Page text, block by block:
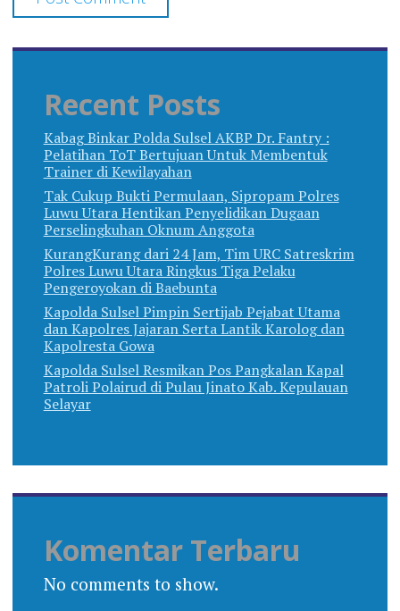
Recent Posts
Kabag Binkar Polda Sulsel AKBP Dr. Fantry :
Pelatihan ToT Bertujuan Untuk Membentuk
Trainer di Kewilayahan
Tak Cukup Bukti Permulaan, Sipropam Polres
Luwu Utara Hentikan Penyelidikan Dugaan
Perselingkuhan Oknum Anggota
KurangKurang dari 24 Jam, Tim URC Satreskrim
Polres Luwu Utara Ringkus Tiga Pelaku
Pengeroyokan di Baebunta
Kapolda Sulsel Pimpin Sertijab Pejabat Utama
dan Kapolres Jajaran Serta Lantik Karolog dan
Kapolresta Gowa
Kapolda Sulsel Resmikan Pos Pangkalan Kapal
Patroli Polairud di Pulau Jinato Kab. Kepulauan
Selayar
Komentar Terbaru
No comments to show.